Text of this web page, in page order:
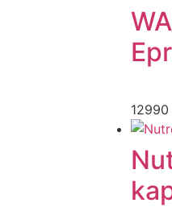
12990